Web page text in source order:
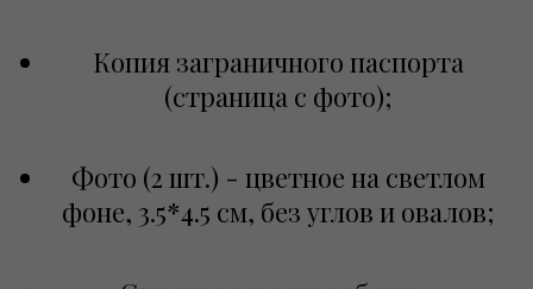
Копия заграничного паспорта
(страница с фото);
Фото (2 шт.) - цветное на светлом
фоне, 3.5*4.5 см, без углов и овалов;